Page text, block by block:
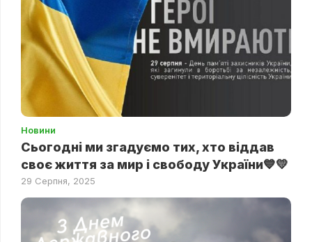
Новини
Сьогодні ми згадуємо тих, хто віддав
своє життя за мир і свободу України💙💛
29 Серпня, 2025